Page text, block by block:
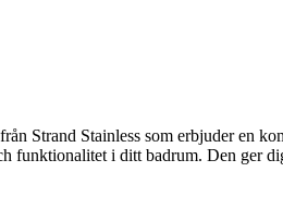
Strand Stainless som erbjuder en
funktionalitet i ditt badrum. Den ger